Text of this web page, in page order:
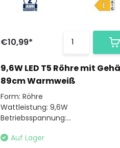
€10,99*
9,6W LED T5 Röhre mit
89cm Warmweiß
Form: Röhre
Wattleistung: 9,6W
Betriebsspannung:...
Auf Lager